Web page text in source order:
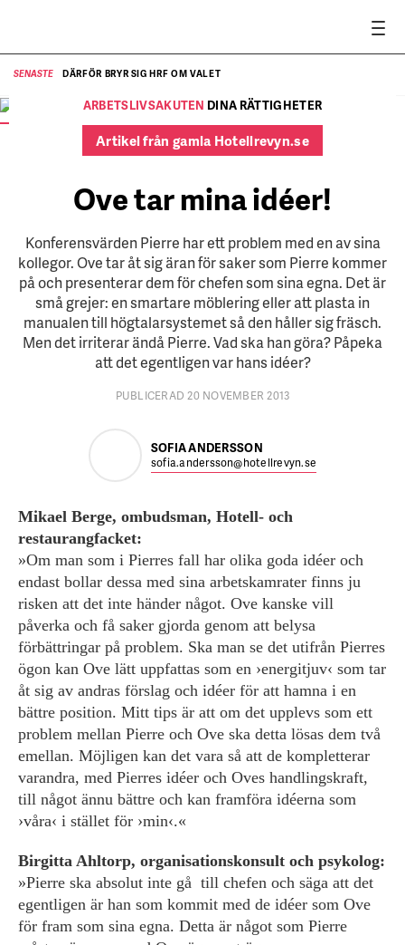
SENASTE DÄRFÖR BRYR SIG HRF OM VALET
Ove tar åt sig äran för Pierres idéer.
Kristin Lidström
ARBETSLIVSAKUTEN DINA RÄTTIGHETER
Artikel från gamla Hotellrevyn.se
Ove tar mina idéer!
Konferensvärden Pierre har ett problem med en av sina
kollegor. Ove tar åt sig äran för saker som Pierre kommer
på och presenterar dem för chefen som sina egna. Det är
små grejer: en smartare möblering eller att plasta in
manualen till högtalarsystemet så den håller sig fräsch.
Men det irriterar ändå Pierre. Vad ska han göra? Påpeka
att det egentligen var hans idéer?
PUBLICERAD 20 NOVEMBER 2013
SOFIA ANDERSSON
sofia.andersson@hotellrevyn.se
Mikael Berge, ombudsman, Hotell- och
restaurangfacket:
»Om man som i Pierres fall har olika goda idéer och
endast bollar dessa med sina arbetskamrater finns ju
risken att det inte händer något. Ove kanske vill
påverka och få saker gjorda ­genom att belysa
förbättringar på problem. Ska man se det ­utifrån Pierres
ögon kan Ove lätt uppfattas som en ›energitjuv‹ som tar
åt sig av andras förslag och idéer för att hamna i en
bättre position. Mitt tips är att om det upplevs som ett
problem mellan Pierre och Ove ska detta lösas dem två
emellan. Möjligen kan det vara så att de kompletterar
varandra, med Pierres idéer och Oves handlingskraft,
till något ännu bättre och kan framföra idéerna som
›våra‹ i stället för ›min‹.«
Birgitta Ahltorp, organisationskonsult och psykolog:
»Pierre ska absolut inte gå till chefen och säga att det
egentligen är han som kommit med de idéer som Ove
för fram som sina egna. Detta är något som Pierre